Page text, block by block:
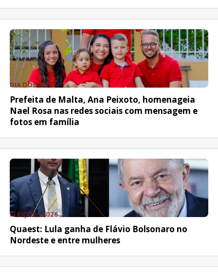
DIA DOS PAIS
Prefeita de Malta, Ana Peixoto, homenageia
Nael Rosa nas redes sociais com mensagem e
fotos em família
ELEIÇÕES 2026
Quaest: Lula ganha de Flávio Bolsonaro no
Nordeste e entre mulheres